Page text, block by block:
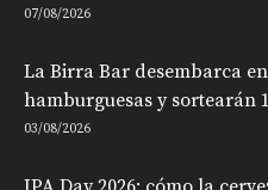
07/08/2026
La Birra Bar desembarca
hamburguesas y sortearán
03/08/2026